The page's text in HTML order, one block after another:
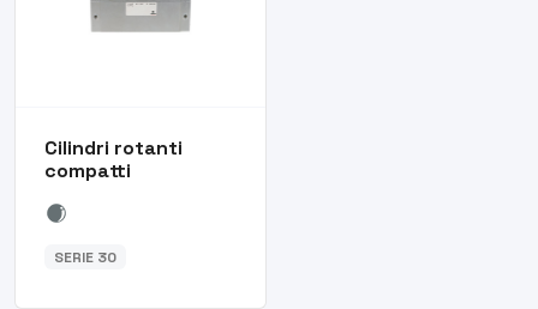
Cilindri rotanti
compatti
SERIE 30